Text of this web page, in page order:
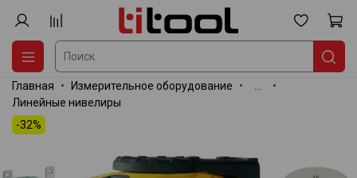
Главная Измерительное оборудование
Линейные нивелиры
-32%